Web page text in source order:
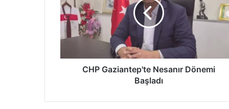
G
a
i
n
'
CHP Gaziantep'te Nesanır Dönemi
Başladı